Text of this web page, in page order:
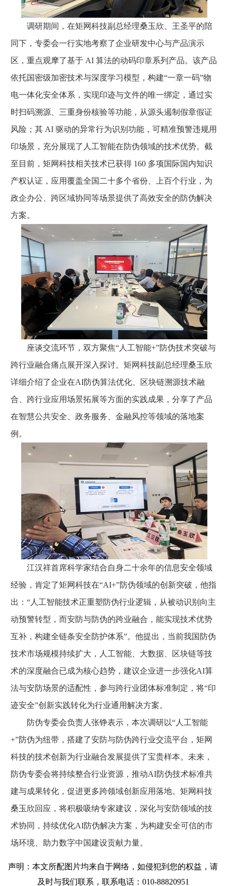
调研期间，在矩网科技副总经理桑玉欣、王圣平的陪
同下，专委会一行实地考察了企业研发中心与产品演示
区，重点观摩了基于 AI 算法的动码印章系列产品。该产品
依托国密级加密技术与深度学习模型，构建“一章一码”物
电一体化安全体系，实现印迹与文件的唯一绑定，通过实
时扫码溯源、三重身份核验等功能，从源头遏制假章假证
风险；其 AI 驱动的异常行为识别功能，可精准预警违规用
印场景，充分展现了人工智能在防伪领域的技术优势。截
至目前，矩网科技相关技术已获得 160 多项国际国内知识
产权认证，应用覆盖全国二十多个省份、上百个行业，为
政企办公、跨区域协同等场景提供了高效安全的防伪解决
方案。
座谈交流环节，双方聚焦“人工智能+”防伪技术突破与
跨行业融合痛点展开深入探讨。矩网科技副总经理桑玉欣
详细介绍了企业在AI防伪算法优化、区块链溯源技术融
合、跨行业应用场景拓展等方面的实践成果，分享了产品
在智慧公共安全、政务服务、金融风控等领域的落地案
例。
江汉祥首席科学家结合自身二十余年的信息安全领域
经验，肯定了矩网科技在“AI+”防伪领域的创新突破，他指
出：“人工智能技术正重塑防伪行业逻辑，从被动识别向主
动预警转型，而安防与防伪的跨业融合，能实现技术优势
互补，构建全链条安全防护体系”。他提出，当前我国防伪
技术市场规模持续扩大，人工智能、大数据、区块链等技
术的深度融合已成为核心趋势，建议企业进一步强化AI算
法与安防场景的适配性，参与跨行业团体标准制定，将“印
迹安全”创新实践转化为行业通用解决方案。
防伪专委会负责人张铮表示，本次调研以“人工智能
+”防伪为纽带，搭建了安防与防伪跨行业交流平台，矩网
科技的技术创新为行业融合发展提供了宝贵样本。未来，
防伪专委会将持续整合行业资源，推动AI防伪技术标准共
建与成果转化，促进更多跨领域创新应用落地。矩网科技
桑玉欣回应，将积极吸纳专家建议，深化与安防领域的技
术协同，持续优化AI防伪解决方案，为构建安全可信的市
场环境、助力数字中国建设贡献力量。
声明：本文所配图片均来自于网络，如侵犯到您的权益，请
及时与我们联系，联系电话：010-88820951